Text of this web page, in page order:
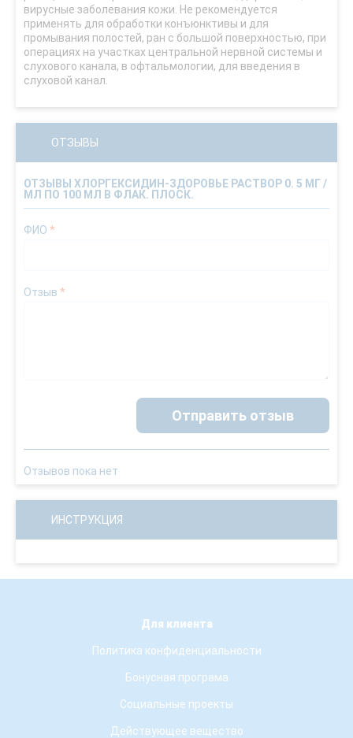
вирусные заболевания кожи. Не рекомендуется
применять для обработки конъюнктивы и для
промывания полостей, ран с большой поверхностью, при
операциях на участках центральной нервной системы и
слухового канала, в офтальмологии, для введения в
слуховой канал.
ОТЗЫВЫ
ОТЗЫВЫ ХЛОРГЕКСИДИН-ЗДОРОВЬЕ РАСТВОР 0. 5 МГ /
МЛ ПО 100 МЛ В ФЛАК. ПЛОСК.
ФИО *
Отзыв *
Отправить отзыв
Отзывов пока нет
ИНСТРУКЦИЯ
Для клиента
Политика конфиденциальности
Бонусная програма
Социальные проекты
Действующее вещество